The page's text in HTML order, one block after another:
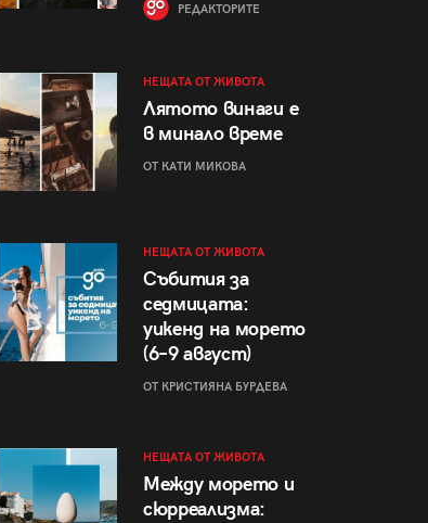
РЕДАКТОРИТЕ
НЕЩАТА ОТ ЖИВОТА
Лятото винаги е
в минало време
ОТ КАТИ МИКОВА
НЕЩАТА ОТ ЖИВОТА
Събития за
седмицата:
уикенд на морето
(6–9 август)
ОТ КРИСТИЯНА БУРДЕВА
НЕЩАТА ОТ ЖИВОТА
Между морето и
сюрреализма: